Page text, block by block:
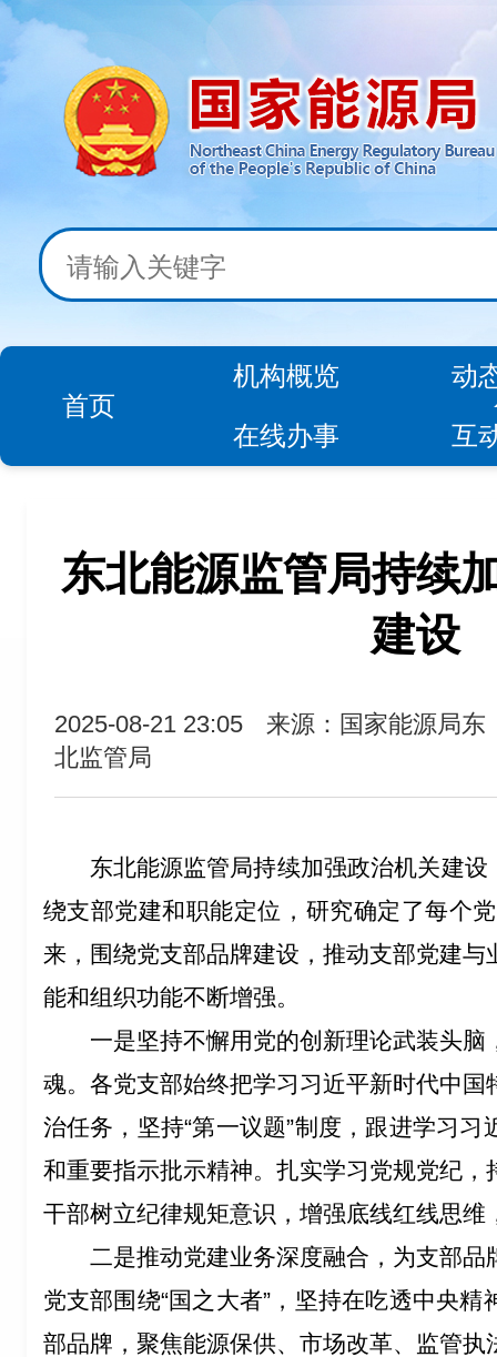
首页
机构概览
动
在线办事
互
东北能源监管局持续
建设
2025-08-21 23:05
来源：国家能源局东
北监管局
东北能源监管局持续加强政治机关建
绕支部党建和职能定位，研究确定了每个
来，围绕党支部品牌建设，推动支部党建
能和组织功能不断增强。
一是坚持不懈用党的创新理论武装头
魂。各党支部始终把学习习近平新时代中
治任务，坚持“第一议题”制度，跟进学习
和重要指示批示精神。扎实学习党规党纪
干部树立纪律规矩意识，增强底线红线思维
二是推动党建业务深度融合，为支部
党支部围绕“国之大者”，坚持在吃透中央
部品牌，聚焦能源保供、市场改革、监管